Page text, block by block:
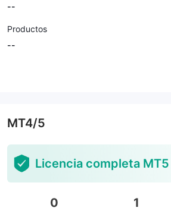
--
Productos
--
MT4/5
Licencia completa MT5
0 1